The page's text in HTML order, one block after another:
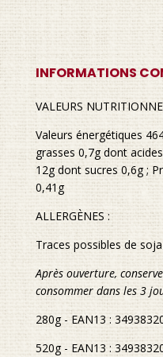
INFORMATIONS
VALEURS
Valeurs énergétiques
grasses 0,7g dont
12g dont sucres 0,6g ;
0,41g
ALLERGÈNES :
Traces possibles de soja
Après ouverture,
consommer dans les 3
280g - EAN13 :
520g - EAN13 :